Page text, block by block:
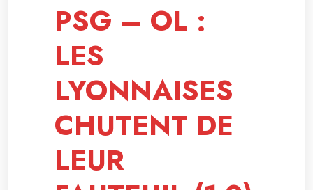
PSG – OL :
LES
LYONNAISES
CHUTENT DE
LEUR